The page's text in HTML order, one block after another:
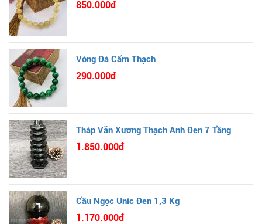
850.000đ
Vòng Đá Cẩm Thạch
290.000đ
Tháp Văn Xương Thạch Anh Đen 7 Tầng
1.850.000đ
Cầu Ngọc Unic Đen 1,3 Kg
1.170.000đ